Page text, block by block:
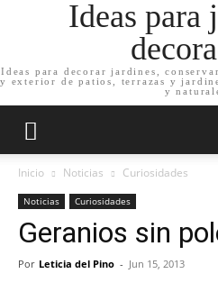
Ideas para
Ideas para decorar jardines,
y exterior de patios, terrazas y
y
Inicio Noticias Curiosidades
Noticias Curiosidades
Geranios sin
Por Leticia del Pino - Jun 15, 2013